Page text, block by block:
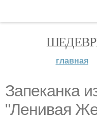
главная
Запеканка
"Ленивая